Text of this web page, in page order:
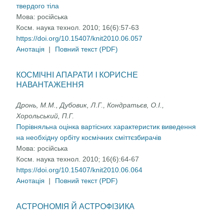
твердого тіла
Мова: російська
Косм. наука технол. 2010; 16(6):57-63
https://doi.org/10.15407/knit2010.06.057
Анотація
| Повний текст (PDF)
КОСМІЧНІ АПАРАТИ І КОРИСНЕ
НАВАНТАЖЕННЯ
Дронь, М.М., Дубовик, Л.Г., Кондратьєв, О.І.,
Хорольський, П.Г.
Порівняльна оцінка вартісних характеристик виведення
на необхідну орбіту космічних сміттєзбирачів
Мова: російська
Косм. наука технол. 2010; 16(6):64-67
https://doi.org/10.15407/knit2010.06.064
Анотація
| Повний текст (PDF)
АСТРОНОМІЯ Й АСТРОФІЗИКА